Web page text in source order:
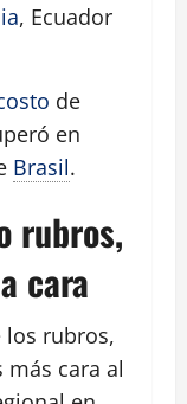
, Ecuador
de
en
Brasil.
rubros,
cara
los rubros,
más cara al